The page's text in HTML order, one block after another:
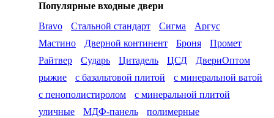
Популярные входные двери
Bravo
Стальной стандарт Сигма
Аргус
Мастино
Дверной континент Броня
Промет
Райтвер
Сударь Цитадель ЦСД
ДвериОптом
рыжие
с базальтовой плитой
с минеральной ватой
с пенополистиролом
с минеральной плитой
уличные
МДФ-панель
полимерные